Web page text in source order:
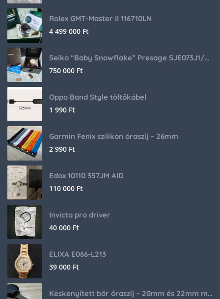
Rolex GMT-Master II 116710LN
4 499 000 Ft
Seiko “Baby Snowflake” Presage SJE073J1/SARA015 Limited Edition
750 000 Ft
Oppo Band Style töltőkábel
1 990 Ft
Garmin Fenix szilikon óraszíj – 26mm
2 990 Ft
Edox 10110 357JM AID
110 000 Ft
Invicta pro driver
40 000 Ft
ELIXA E066-L213
39 000 Ft
Keskenyített bőr óraszíj – 20mm és 22mm méretben